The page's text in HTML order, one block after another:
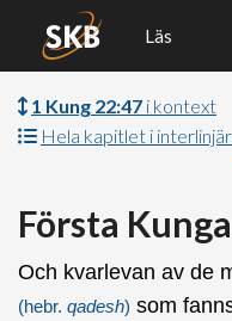
Läs
1 Kung 22:47 i kontext
Hela kapitlet i
Första
Och kvarlevan av de
(hebr. qadesh) som